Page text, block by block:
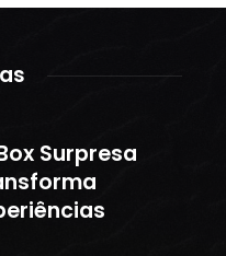
Surpresa